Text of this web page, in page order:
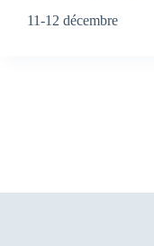
11-12 décembre